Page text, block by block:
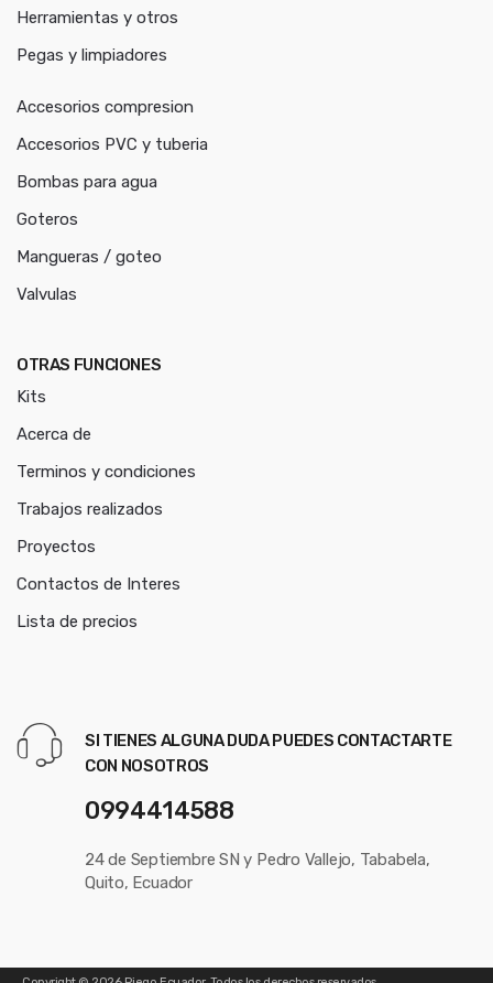
Herramientas y otros
Pegas y limpiadores
Accesorios compresion
Accesorios PVC y tuberia
Bombas para agua
Goteros
Mangueras / goteo
Valvulas
OTRAS FUNCIONES
Kits
Acerca de
Terminos y condiciones
Trabajos realizados
Proyectos
Contactos de Interes
Lista de precios
SI TIENES ALGUNA DUDA PUEDES CONTACTARTE
CON NOSOTROS
0994414588
24 de Septiembre SN y Pedro Vallejo, Tababela,
Quito, Ecuador